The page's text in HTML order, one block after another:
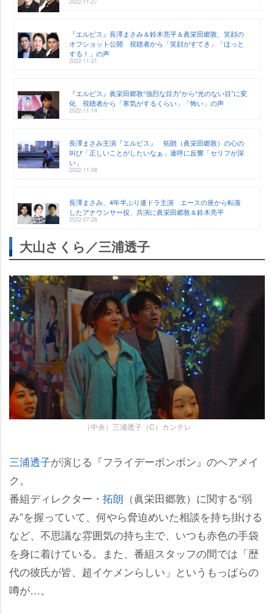
2022-11-27
『エルピス』長澤まさみ＆鈴木亮平＆眞栄田郷敦、笑顔の
オフショット公開 視聴者から「笑顔がすてき」「ほっと
する！」の声
2022-11-21
『エルピス』眞栄田郷敦“強烈な目力”から“光のない目”に変
化 視聴者から「寒気がするくらい」「怖い」の声
2022-11-14
長澤まさみ主演『エルピス』 拓朗（眞栄田郷敦）の心の
叫び「正しいことがしたいなぁ」連呼に反響「セリフが深
い」
2022-11-08
長澤まさみ、4年半ぶり連ドラ主演 エースの座から転落
したアナウンサー役、共演に眞栄田郷敦＆鈴木亮平
2022-07-26
大山さくら／三浦透子
（中央）三浦透子（C）カンテレ
三浦透子が演じる『フライデーボンボン』のヘアメイ
ク。
番組ディレクター・ 拓朗 （眞栄田郷敦）に関する“弱
み”を握っていて、何やら脅迫めいた相談を持ち掛ける
など、不思議な雰囲気の持ち主で、いつも赤色の手袋
を身に着けている。また、番組スタッフの間では「歴
代の彼氏が皆、超イケメンらしい」というもっぱらの
噂が…。